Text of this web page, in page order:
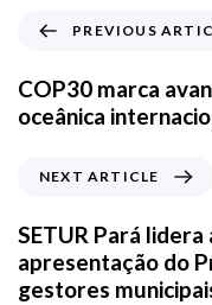
PREVIOUS
COP30 marca
oceânica
NEXT ARTICLE
SETUR Pará
apresentação do
gestores